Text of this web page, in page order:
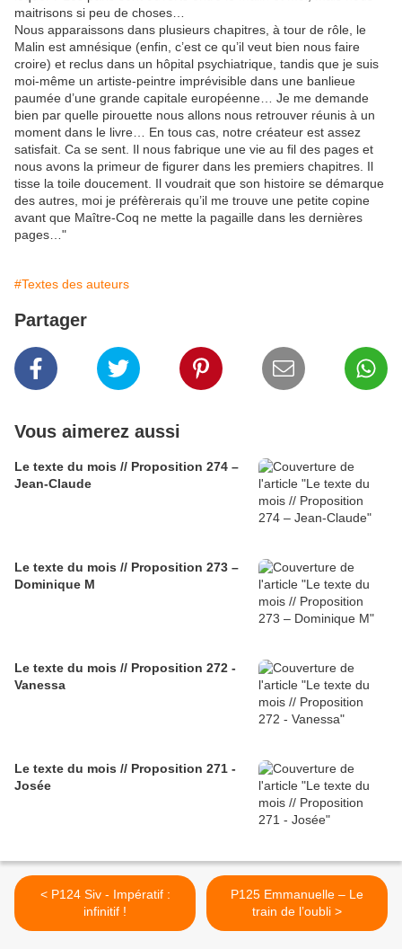
maitrisons si peu de choses…
Nous apparaissons dans plusieurs chapitres, à tour de rôle, le
Malin est amnésique (enfin, c’est ce qu’il veut bien nous faire
croire) et reclus dans un hôpital psychiatrique, tandis que je suis
moi-même un artiste-peintre imprévisible dans une banlieue
paumée d’une grande capitale européenne… Je me demande
bien par quelle pirouette nous allons nous retrouver réunis à un
moment dans le livre… En tous cas, notre créateur est assez
satisfait. Ca se sent. Il nous fabrique une vie au fil des pages et
nous avons la primeur de figurer dans les premiers chapitres. Il
tisse la toile doucement. Il voudrait que son histoire se démarque
des autres, moi je préfèrerais qu’il me trouve une petite copine
avant que Maître-Coq ne mette la pagaille dans les dernières
pages…"
#Textes des auteurs
Partager
Vous aimerez aussi
Le texte du mois // Proposition 274 –
Jean-Claude
Le texte du mois // Proposition 273 –
Dominique M
Le texte du mois // Proposition 272 -
Vanessa
Le texte du mois // Proposition 271 -
Josée
< P124 Siv - Impératif :
infinitif !
P125 Emmanuelle – Le
train de l’oubli >